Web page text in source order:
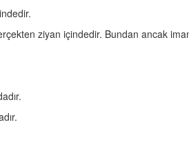
ziyan içindedir. Bundan ancak